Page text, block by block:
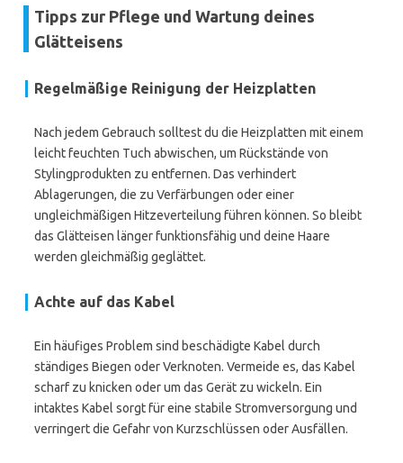
Tipps zur Pflege und Wartung deines
Glätteisens
Regelmäßige Reinigung der Heizplatten
Nach jedem Gebrauch solltest du die Heizplatten mit einem
leicht feuchten Tuch abwischen, um Rückstände von
Stylingprodukten zu entfernen. Das verhindert
Ablagerungen, die zu Verfärbungen oder einer
ungleichmäßigen Hitzeverteilung führen können. So bleibt
das Glätteisen länger funktionsfähig und deine Haare
werden gleichmäßig geglättet.
Achte auf das Kabel
Ein häufiges Problem sind beschädigte Kabel durch
ständiges Biegen oder Verknoten. Vermeide es, das Kabel
scharf zu knicken oder um das Gerät zu wickeln. Ein
intaktes Kabel sorgt für eine stabile Stromversorgung und
verringert die Gefahr von Kurzschlüssen oder Ausfällen.